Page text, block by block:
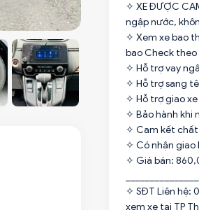
✧ XE ĐƯỢC
ngập nước,
✧ Xem xe bao
bao Check
✧ Hỗ trợ vay
✧ Hỗ trợ sang
✧ Hỗ trợ giao
✧ Bảo hành khi
✧ Cam kết chất
✧ Có nhận giao
✧ Giá bán:
✧ SĐT Liên hệ: